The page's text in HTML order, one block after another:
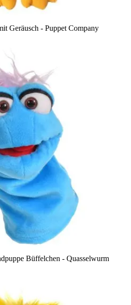
Geräusch - Puppet Company
Büffelchen - Quasselwurm